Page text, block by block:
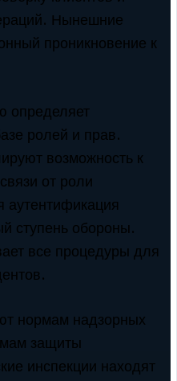
Нынешние
проникновение к
определяет
ролей и прав.
возможность к
от роли
аутентификация
ступень обороны.
все процедуры для
нормам надзорных
защиты
инспекции находят